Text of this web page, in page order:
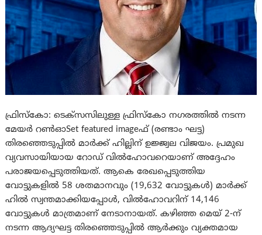
ഫ്രിസ്കോ: ടെക്സസിലുള്ള ഫ്രിസ്കോ നഗരത്തിൽ നടന്ന
മേയർ റൺഓSet featured imageഫ് (രണ്ടാം ഘട്ട)
തിരഞ്ഞെടുപ്പിൽ മാർക്ക് ഹില്ലിന് ഉജ്ജ്വല വിജയം. പ്രമുഖ
വ്യവസായിയായ റോഡ് വിൽഹോവറെയാണ് അദ്ദേഹം
പരാജയപ്പെടുത്തിയത്. ആകെ രേഖപ്പെടുത്തിയ
വോട്ടുകളിൽ 58 ശതമാനവും (19,632 വോട്ടുകൾ) മാർക്ക്
ഹിൽ സ്വന്തമാക്കിയപ്പോൾ, വിൽഹോവറിന് 14,146
വോട്ടുകൾ മാത്രമാണ് നേടാനായത്. കഴിഞ്ഞ മെയ് 2-ന്
നടന്ന ആദ്യഘട്ട തിരഞ്ഞെടുപ്പിൽ ആർക്കും വ്യക്തമായ